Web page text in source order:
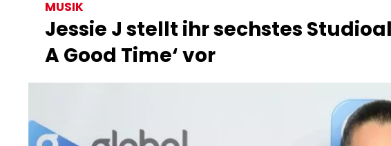
MUSIK
Jessie J stellt ihr sechstes
A Good Time‘ vor